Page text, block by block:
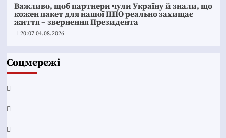
Важливо, щоб партнери чули Україну й знали, що
кожен пакет для нашої ППО реально захищає
життя – звернення Президента
20:07 04.08.2026
Соцмережі
Facebook
YouTube
Telegram